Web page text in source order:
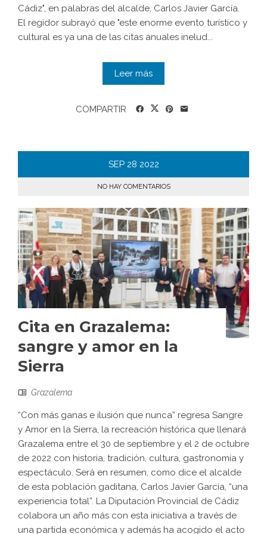
Cádiz", en palabras del alcalde, Carlos Javier García.
El regidor subrayó que "este enorme evento turístico y
cultural es ya una de las citas anuales inelud...
Leer más
COMPARTIR
SEP 28 2022
NO HAY COMENTARIOS
Cita en Grazalema:
sangre y amor en la
Sierra
Grazalema
“Con más ganas e ilusión que nunca” regresa Sangre
y Amor en la Sierra, la recreación histórica que llenará
Grazalema entre el 30 de septiembre y el 2 de octubre
de 2022 con historia, tradición, cultura, gastronomía y
espectáculo. Será en resumen, como dice el alcalde
de esta población gaditana, Carlos Javier García, “una
experiencia total”. La Diputación Provincial de Cádiz
colabora un año más con esta iniciativa a través de
una partida económica y además ha acogido el acto